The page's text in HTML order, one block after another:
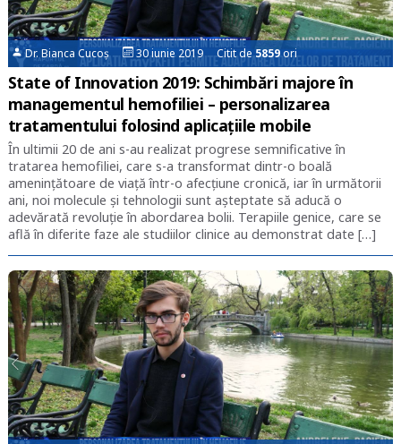
Dr. Bianca Cucoș 30 iunie 2019 Citit de5859ori
State of Innovation 2019: Schimbări majore în
managementul hemofiliei – personalizarea
tratamentului folosind aplicațiile mobile
În ultimii 20 de ani s-au realizat progrese semnificative în
tratarea hemofiliei, care s-a transformat dintr-o boală
amenințătoare de viață într-o afecțiune cronică, iar în următorii
ani, noi molecule și tehnologii sunt așteptate să aducă o
adevărată revoluție în abordarea bolii. Terapiile genice, care se
află în diferite faze ale studiilor clinice au demonstrat date […]